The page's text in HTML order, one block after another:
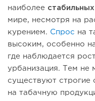
наиболее
мире, несмотря на
курением. Спрос на
высоким, особенно
где наблюдается
урбанизация. Тем не
существуют строгие
на табачную